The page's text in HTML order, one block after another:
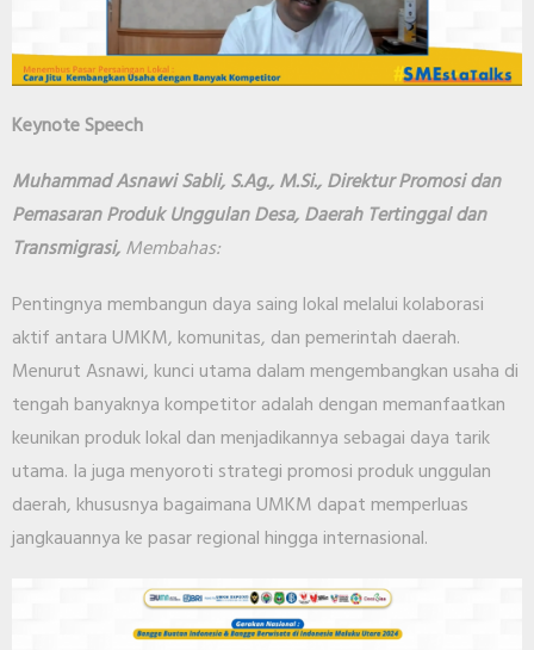
Keynote Speech
Muhammad Asnawi Sabli, S.Ag., M.Si., Direktur Promosi dan
Pemasaran Produk Unggulan Desa, Daerah Tertinggal dan
Transmigrasi,Membahas:
Pentingnya membangun daya saing lokal melalui kolaborasi
aktif antara UMKM, komunitas, dan pemerintah daerah.
Menurut Asnawi, kunci utama dalam mengembangkan usaha di
tengah banyaknya kompetitor adalah dengan memanfaatkan
keunikan produk lokal dan menjadikannya sebagai daya tarik
utama. Ia juga menyoroti strategi promosi produk unggulan
daerah, khususnya bagaimana UMKM dapat memperluas
jangkauannya ke pasar regional hingga internasional.